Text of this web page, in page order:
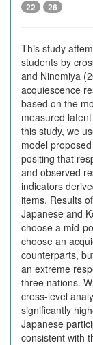
22 26
This study
students by
and Ninomiya
acquiescence
based on the
measured
this study, we
model
positing that
and observed
indicators
items. Results
Japanese and
choose a mid-
choose an
counterparts,
an extreme
three nations.
cross-level
significantly
Japanese
consistent with